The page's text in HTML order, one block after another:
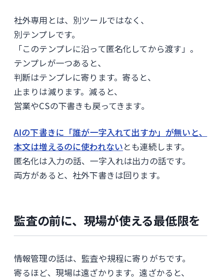
社外専用とは、別ツールではなく、
別テンプレです。
「このテンプレに沿って匿名化してから渡す」。
テンプレが一つあると、
判断はテンプレに寄ります。寄ると、
止まりは減ります。減ると、
営業やCSの下書きも戻ってきます。
AIの下書きに「誰が一字入れて出すか」が無いと、
本文は増えるのに使われないとも連続します。
匿名化は入力の話、一字入れは出力の話です。
両方があると、社外下書きは回ります。
監査の前に、現場が使える最低限を
情報管理の話は、監査や規程に寄りがちです。
寄るほど、現場は遠ざかります。遠ざかると、